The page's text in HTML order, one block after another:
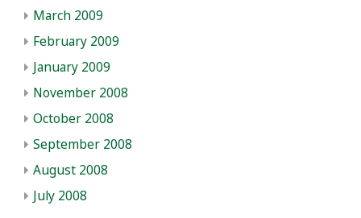
March 2009
February 2009
January 2009
November 2008
October 2008
September 2008
August 2008
July 2008